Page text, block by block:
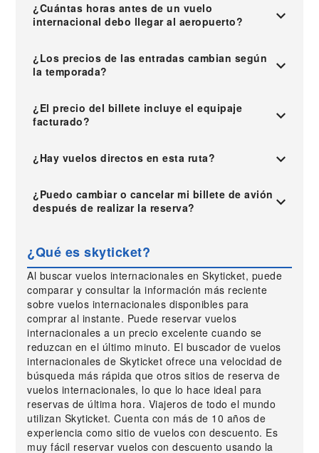
¿Cuántas horas antes de un vuelo
internacional debo llegar al aeropuerto?
¿Los precios de las entradas cambian según
la temporada?
¿El precio del billete incluye el equipaje
facturado?
¿Hay vuelos directos en esta ruta?
¿Puedo cambiar o cancelar mi billete de avión
después de realizar la reserva?
¿Qué es skyticket?
Al buscar vuelos internacionales en Skyticket, puede
comparar y consultar la información más reciente
sobre vuelos internacionales disponibles para
comprar al instante. Puede reservar vuelos
internacionales a un precio excelente cuando se
reduzcan en el último minuto. El buscador de vuelos
internacionales de Skyticket ofrece una velocidad de
búsqueda más rápida que otros sitios de reserva de
vuelos internacionales, lo que lo hace ideal para
reservas de última hora. Viajeros de todo el mundo
utilizan Skyticket. Cuenta con más de 10 años de
experiencia como sitio de vuelos con descuento. Es
muy fácil reservar vuelos con descuento usando la